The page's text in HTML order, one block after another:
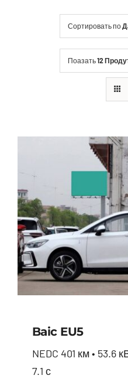
Сортировать по
Поазать12
Baic EU5
NEDC 401 км • 53.6
7.1 с